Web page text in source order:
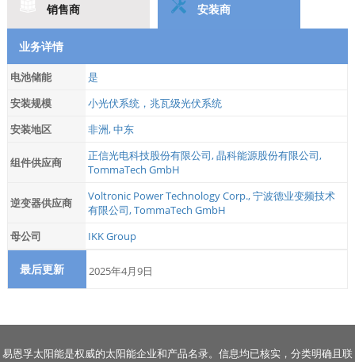
销售商 安装商
业务详情
电池储能
是
安装规模
小光伏系统，兆瓦级光伏系统
安装地区
非洲, 中东
组件供应商 正信光电科技股份有限公司,晶科能源股份有限公司,
TommaTech GmbH
逆变器供应商 Voltronic Power Technology Corp.,宁波德业变频技术
有限公司,TommaTech GmbH
母公司
IKK Group
最后更新 2025年4月9日
易恩孚太阳能是权威的太阳能企业和产品名录。信息均已核实，分类明确且联